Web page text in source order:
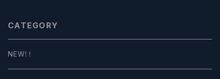
CATEGORY
NEW！！